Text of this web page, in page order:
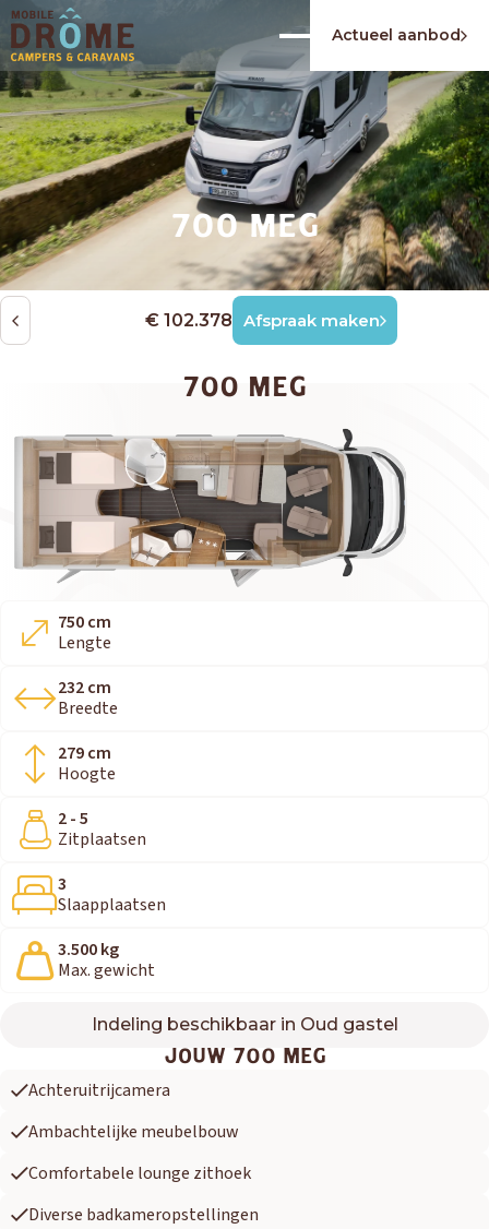
Actueel aanbod
700 MEG
€ 102.378 Afspraak maken
700 MEG
750 cm
Lengte
232 cm
Breedte
279 cm
Hoogte
2 - 5
Zitplaatsen
3
Slaapplaatsen
3.500 kg
Max. gewicht
Indeling beschikbaar in Oud gastel
700 MEG
JOUW 700 MEG
Achteruitrijcamera
Ambachtelijke meubelbouw
Comfortabele lounge zithoek
Diverse badkameropstellingen